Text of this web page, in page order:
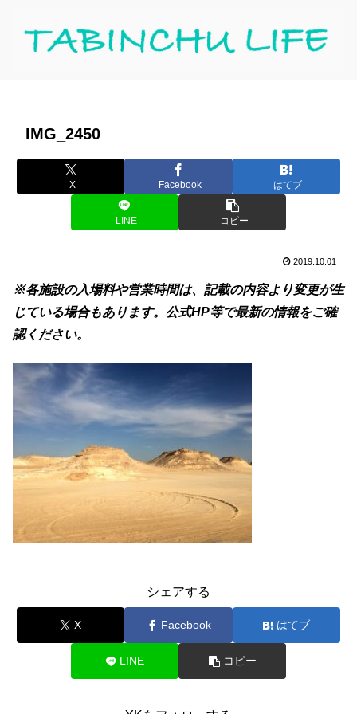
IMG_2450
X Facebook はてブ
LINE コピー
2019.10.01
※各施設の入場料や営業時間は、記載の内容より変更が生
じている場合もあります。公式HP等で最新の情報をご確
認ください。
シェアする
X Facebook はてブ
LINE コピー